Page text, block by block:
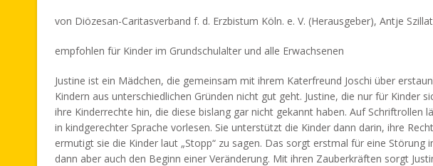
von Diözesan-Caritasverband f. d. Erzbistum Köln. e. V. (Herausgeber), Antje Szillat
empfohlen für Kinder im Grundschulalter und alle Erwachsenen
Justine ist ein Mädchen, die gemeinsam mit ihrem Katerfreund Joschi über
Kindern aus unterschiedlichen Gründen nicht gut geht. Justine, die nur für Kinder
ihre Kinderrechte hin, die diese bislang gar nicht gekannt haben. Auf Schriftrollen
in kindgerechter Sprache vorlesen. Sie unterstützt die Kinder dann darin, ihre
ermutigt sie die Kinder laut „Stopp“ zu sagen. Das sorgt erstmal für eine
dann aber auch den Beginn einer Veränderung. Mit ihren Zauberkräften sorgt